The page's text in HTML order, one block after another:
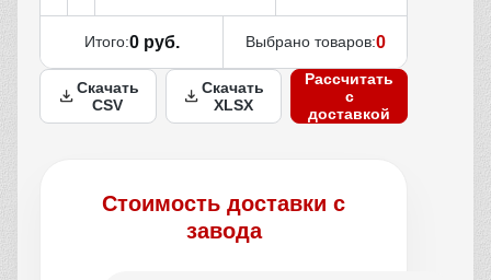
Итого:0 руб. Выбрано товаров:0
Скачать
CSV
Скачать
XLSX
Рассчитать
с
доставкой
Стоимость доставки с
завода